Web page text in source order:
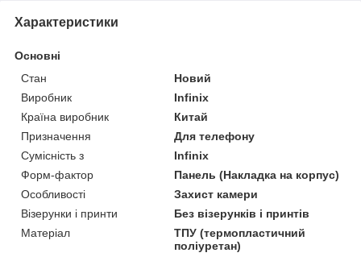
Характеристики
Основні
Стан
Новий
Виробник
Infinix
Країна виробник
Китай
Призначення
Для телефону
Сумісність з
Infinix
Форм-фактор
Панель (Накладка на корпус)
Особливості
Захист камери
Візерунки і принти
Без візерунків і принтів
Матеріал
ТПУ (термопластичний
поліуретан)